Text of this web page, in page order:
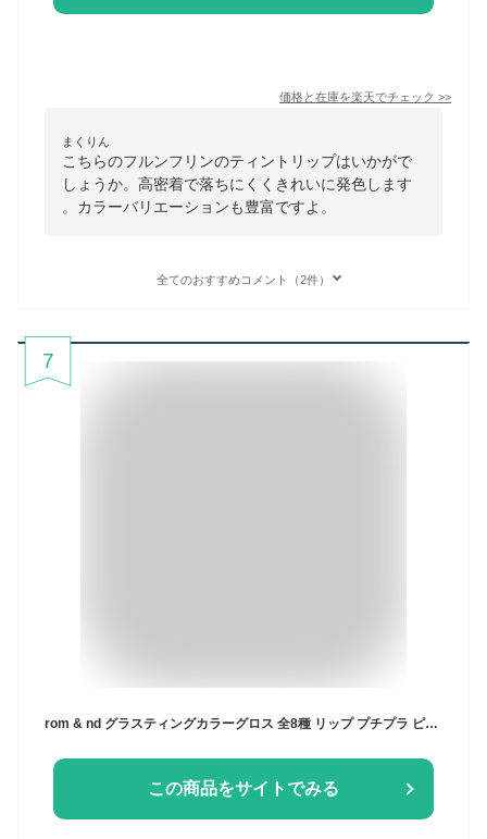
価格と在庫を楽天でチェック >>
まくりん
こちらのフルンフリンのティントリップはいかがで
しょうか。高密着で落ちにくくきれいに発色します
。カラーバリエーションも豊富ですよ。
全てのおすすめコメント（2件）
7
rom & nd グラスティングカラーグロス 全8種 リップ プチプラ ピンクメイク リップグロス イエベ ブルベ メイクアップ 口紅 韓国 ロムアン
この商品をサイトでみる